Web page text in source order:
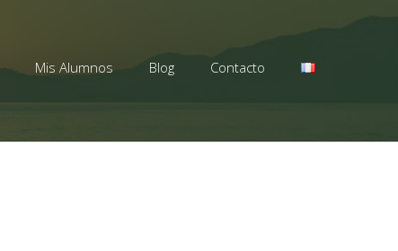
Mis Alumnos Blog Contacto